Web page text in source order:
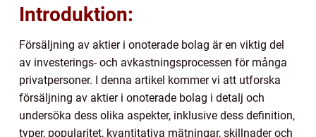
Introduktion:
Försäljning av aktier i onoterade bolag är en viktig del
av investerings- och avkastningsprocessen för många
privatpersoner. I denna artikel kommer vi att utforska
försäljning av aktier i onoterade bolag i detalj och
undersöka dess olika aspekter, inklusive dess definition,
typer, popularitet, kvantitativa mätningar, skillnader och